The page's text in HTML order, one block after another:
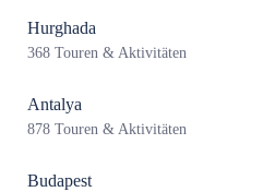
Hurghada
368 Touren & Aktivitäten
Antalya
878 Touren & Aktivitäten
Budapest